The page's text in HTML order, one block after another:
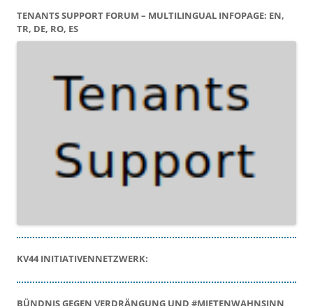
TENANTS SUPPORT FORUM – MULTILINGUAL INFOPAGE: EN,
TR, DE, RO, ES
KV44 INITIATIVENNETZWERK:
BÜNDNIS GEGEN VERDRÄNGUNG UND #MIETENWAHNSINN